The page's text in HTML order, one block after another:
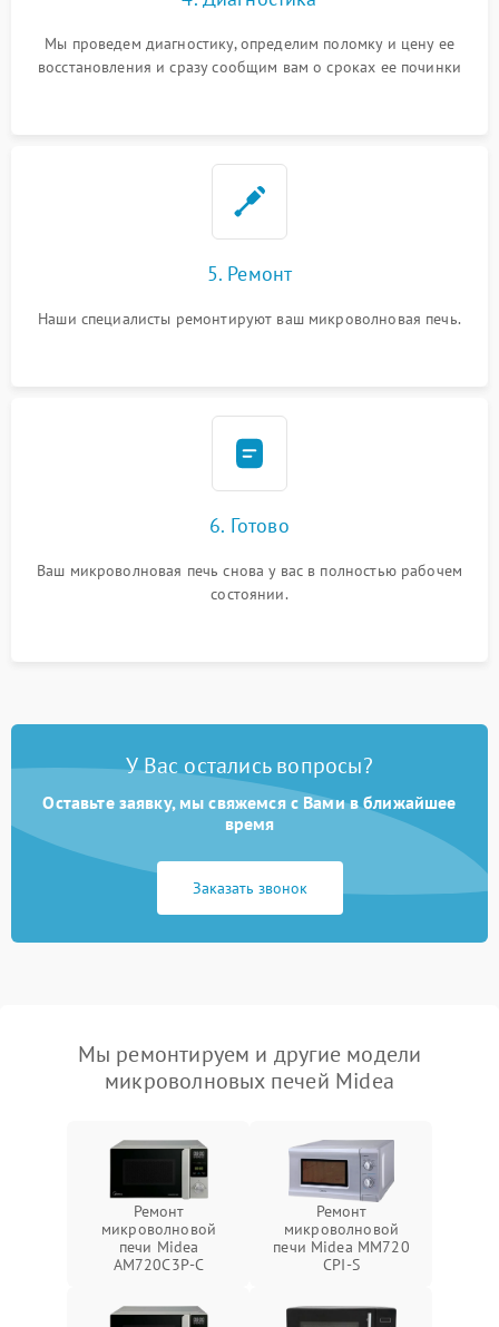
Мы проведем диагностику, определим поломку и цену ее
восстановления и сразу сообщим вам о сроках ее починки
5. Ремонт
Наши специалисты ремонтируют ваш микроволновая печь.
6. Готово
Ваш микроволновая печь снова у вас в полностью рабочем
состоянии.
У Вас остались вопросы?
Оставьте заявку, мы свяжемся с Вами в ближайшее
время
Заказать звонок
Мы ремонтируем и другие модели
микроволновых печей Midea
Ремонт
микроволновой
печи Midea
AM720C3P-C
Ремонт
микроволновой
печи Midea MM720
CPI-S